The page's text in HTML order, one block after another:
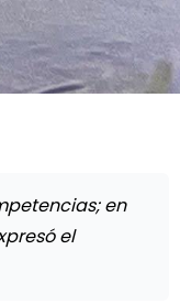
en
el